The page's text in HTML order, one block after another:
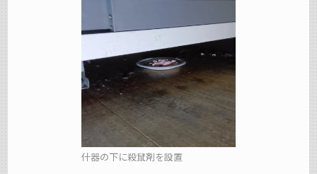
什器の下に殺鼠剤を設置